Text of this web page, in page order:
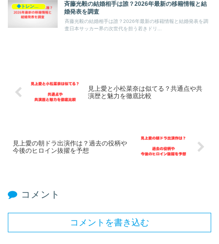
斉藤光毅の結婚相手は誰？2026年最新の移籍情報と結
婚発表を調査
斉藤光毅の結婚相手は誰？2026年最新の移籍情報と結婚発表を調
査日本サッカー界の次世代を担う若きドリ...
見上愛と小松菜奈は似てる？共通点や共
演歴と魅力を徹底比較
見上愛の朝ドラ出演作は？過去の役柄や
今後のヒロイン抜擢を予想
コメント
コメントを書き込む